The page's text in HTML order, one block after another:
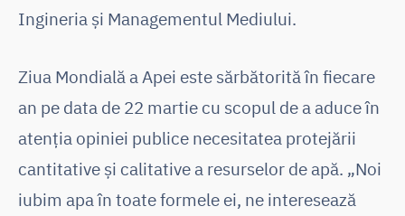
Ingineria și Managementul Mediului.
Ziua Mondială a Apei este sărbătorită în fiecare
an pe data de 22 martie cu scopul de a aduce în
atenția opiniei publice necesitatea protejării
cantitative și calitative a resurselor de apă. „Noi
iubim apa în toate formele ei, ne interesează